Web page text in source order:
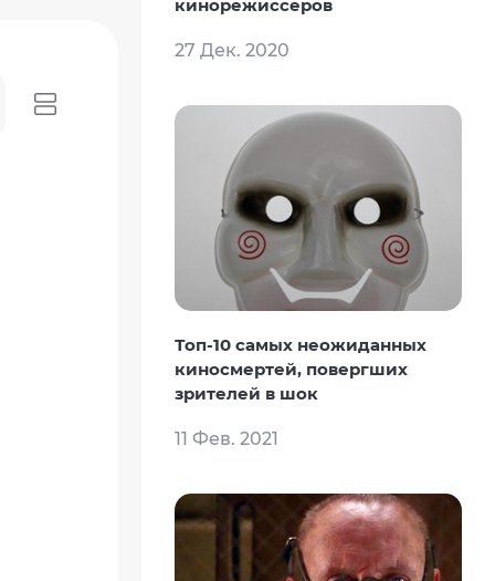
кинорежиссеров
27 Дек. 2020
Топ-10 самых неожиданных
киносмертей, повергших
зрителей в шок
11 Фев. 2021